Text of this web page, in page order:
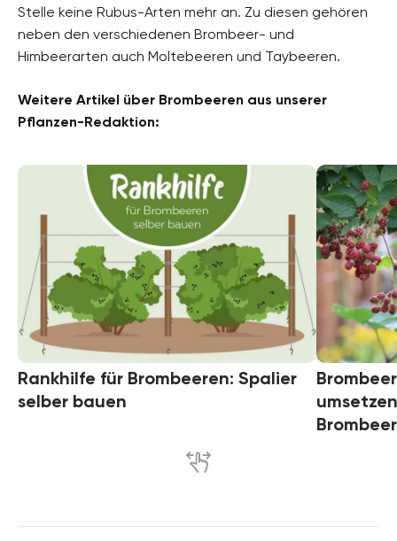
Stelle keine Rubus-Arten mehr an. Zu diesen gehören
neben den verschiedenen Brombeer- und
Himbeerarten auch Moltebeeren und Taybeeren.
Weitere Artikel über Brombeeren aus unserer
Pflanzen-Redaktion:
Rankhilfe für Brombeeren: Spalier
selber bauen